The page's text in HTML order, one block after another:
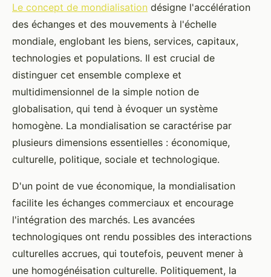
Le concept de mondialisation désigne l'accélération
des échanges et des mouvements à l'échelle
mondiale, englobant les biens, services, capitaux,
technologies et populations. Il est crucial de
distinguer cet ensemble complexe et
multidimensionnel de la simple notion de
globalisation, qui tend à évoquer un système
homogène. La mondialisation se caractérise par
plusieurs dimensions essentielles : économique,
culturelle, politique, sociale et technologique.
D'un point de vue économique, la mondialisation
facilite les échanges commerciaux et encourage
l'intégration des marchés. Les avancées
technologiques ont rendu possibles des interactions
culturelles accrues, qui toutefois, peuvent mener à
une homogénéisation culturelle. Politiquement, la